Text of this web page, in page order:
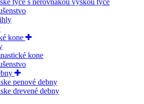
tyče s nerovnakou výškou tyče
kone
kone
penové debny
drevené debny